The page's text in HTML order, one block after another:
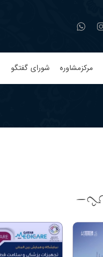
مرکزمشاوره شورای گفتگو